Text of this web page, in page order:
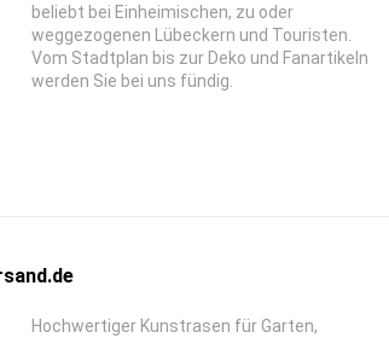
beliebt bei Einheimischen, zu oder
weggezogenen Lübeckern und Touristen.
Vom Stadtplan bis zur Deko und Fanartikeln
werden Sie bei uns fündig.
Hochwertiger Kunstrasen für Garten,